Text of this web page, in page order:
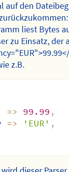
auf den
liest Bytes
zu Einsatz, der
z.B.
=> 99.99 ,
=> 'EUR' ,